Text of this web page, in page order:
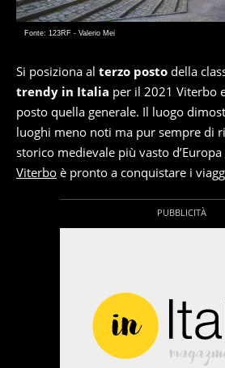
Fonte: 123RF - Valerio Mei
Si posiziona al terzo posto della
trendy in Italia per il 2021 Viterbo
posto quella generale. Il luogo
luoghi meno noti ma pur sempre di
storico medievale più vasto d’Europa
Viterbo è pronto a conquistare i